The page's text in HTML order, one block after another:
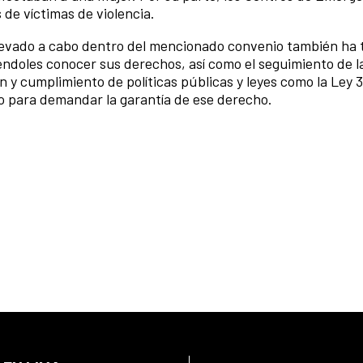
víctimas de violencia.
a cabo dentro del mencionado convenio también ha
conocer sus derechos, así como el seguimiento de
cumplimiento de políticas públicas y leyes como la Ley
para demandar la garantía de ese derecho.